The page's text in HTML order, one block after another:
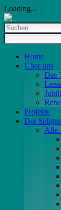
Loading...
Skip
to
content
Suchen
nach:
Home
Über uns
Das
Projekte
Der
Alle